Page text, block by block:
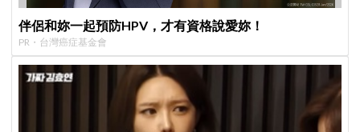
伴侶和妳一起預防HPV，才有資格說愛妳！
PR・台灣癌症基金會